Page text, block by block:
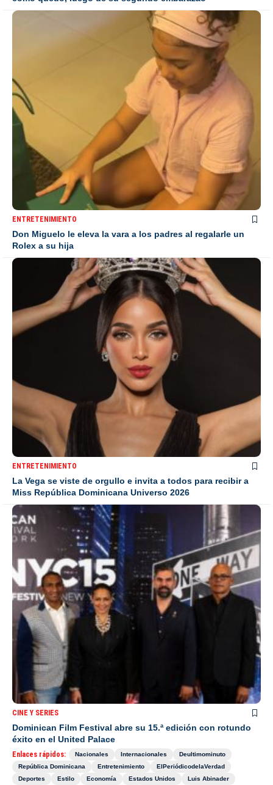
ENTRETENIMIENTO
Don Miguelo le eleva la vara a los padres al regalarle un
Rolex a su hija
ENTRETENIMIENTO
La Vega se viste de orgullo e invita a todos para recibir a
Miss República Dominicana Universo 2026
CINE Y SERIES
Dominican Film Festival abre su 15.ª edición con rotundo
éxito en el United Palace
Enlaces rápidos: Nacionales Internacionales
Deultimominuto
República Dominicana
Entretenimiento
ElPeriódicodelaVerdad
Deportes
Estilo Economía Estados Unidos
Luis Abinader